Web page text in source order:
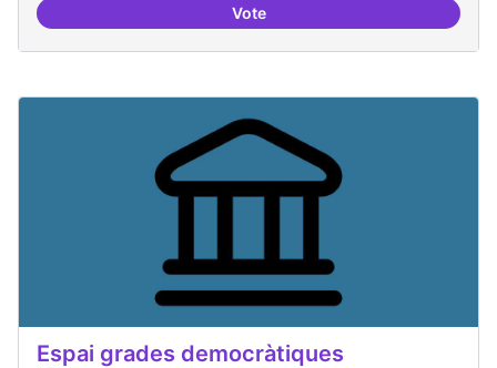
VoteProtocol de rebuda de demandes
Espai grades democràtiques